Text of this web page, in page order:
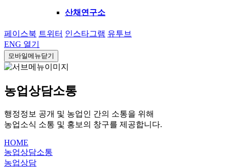
산채연구소
페이스북 트위터 인스타그램 유투브
ENG 열기
모바일메뉴닫기
농업상담소통
행정정보 공개 및 농업인 간의 소통을 위해
농업소식 소통 및 홍보의 창구를 제공합니다.
HOME
농업상담소통
농업상담